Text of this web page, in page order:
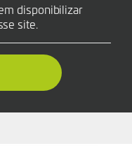
disponibilizar
site.